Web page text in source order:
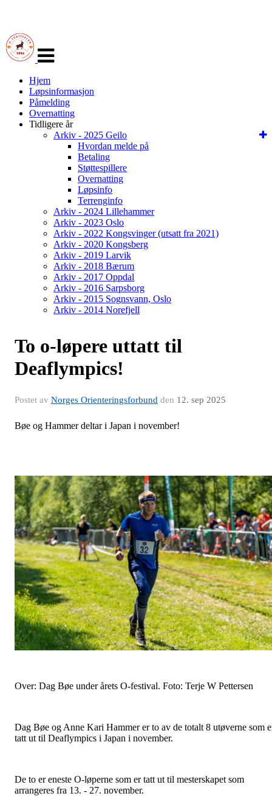
navigasjon
Hjem
Løpsinformasjon
Påmelding
Overnatting
Tidligere år
Arkiv - 2025 Geilo
Hvordan melde på
Betaling
Støttespillere
Overnatting
Løpsinfo
Terrenginfo
Arkiv - 2024 Lillehammer
Arkiv - 2023 Oslo
Arkiv - 2022 Kongsvinger (utsatt fra 2021)
Arkiv - 2020 Kongsberg
Arkiv - 2019 Larvik
Arkiv - 2018 Bærum
Arkiv - 2017 Oppdal
Arkiv - 2016 Sarpsborg
Arkiv - 2015 Sognsvann, Oslo
Arkiv - 2014 Norefjell
To o-løpere uttatt til
Deaflympics!
Postet av Norges Orienteringsforbund den 12. sep 2025
Bøe og Hammer deltar i Japan i november!
Over: Dag Bøe under årets O-festival. Foto: Terje W Pettersen
Dag Bøe og Anne Kari Hammer er to av de totalt 8 utøverne som
tatt ut til Deaflympics i Japan i november.
De to er eneste O-løperne som er tatt ut til mesterskapet som
arrangeres fra 13. - 27. november.